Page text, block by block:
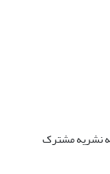
نشریه مشترک